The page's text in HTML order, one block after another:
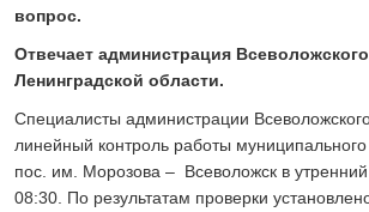
вопрос.
Отвечает администрация
Ленинградской области.
Специалисты администрации
линейный контроль работы
пос. им. Морозова – Всеволожск в
08:30. По результатам проверки